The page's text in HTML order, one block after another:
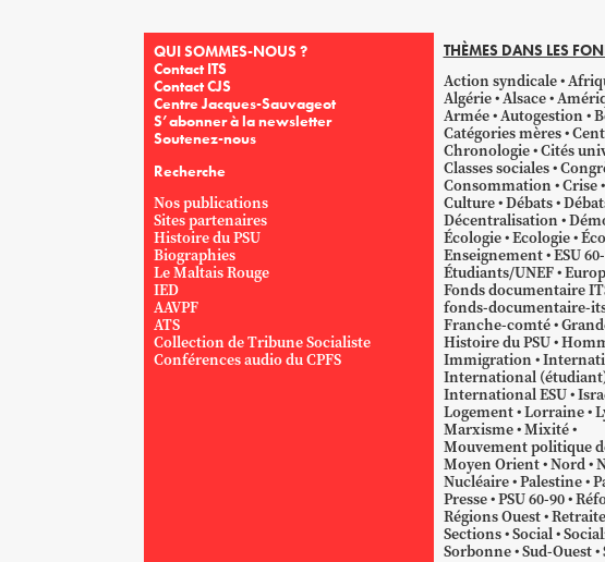
QUI SOMMES-NOUS ?
Contact ITS
Contact CJS
Centre Jacques-Sauvageot
S’abonner à la newsletter
Soutenez-nous
Recherche
Nos publications
Sites partenaires
Histoire du PSU
Biographies
Le Maltais Rouge
IED
AAVPF
ATS
Collection de Tribune Socialiste
Conférences audio du CPFS
THÈMES DANS LES
Action syndicale
Algérie Alsace
Armée Autogestion
Catégories mères
Chronologie Cités
Classes sociales
Consommation Crise
Culture Débats
Décentralisation
Écologie Ecologie
Enseignement ESU
Étudiants/UNEF
Fonds documentaire
fonds-documentaire-
Franche-comté
Histoire du PSU
Immigration
International
International ESU
Logement Lorraine
Marxisme Mixité
Mouvement politique
Moyen Orient Nord
Nucléaire Palestine
Presse PSU 60-90
Régions Ouest
Sections Social
Sorbonne Sud-Ouest